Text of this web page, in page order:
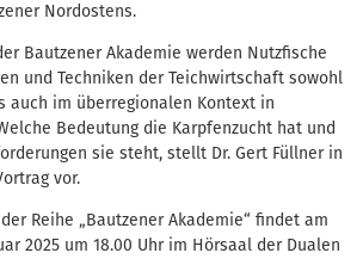
Nordostens.
Bautzener Akademie werden Nutzfische
und Techniken der Teichwirtschaft sowohl
auch im überregionalen Kontext in
Bedeutung die Karpfenzucht hat und
sie steht, stellt Dr. Gert Füllner in
vor.
Reihe „Bautzener Akademie“ findet am
2025 um 18.00 Uhr im Hörsaal der Dualen